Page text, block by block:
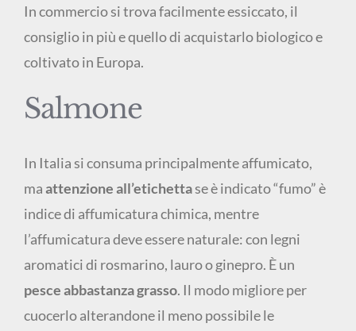
In commercio si trova facilmente essiccato, il
consiglio in più e quello di acquistarlo biologico e
coltivato in Europa.
Salmone
In Italia si consuma principalmente affumicato,
maattenzione all’etichettase è indicato “fumo” è
indice di affumicatura chimica, mentre
l’affumicatura deve essere naturale: con legni
aromatici di rosmarino, lauro o ginepro. È un
pesce abbastanza grasso. Il modo migliore per
cuocerlo alterandone il meno possibile le